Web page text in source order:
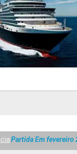
Partida Em fevereiro